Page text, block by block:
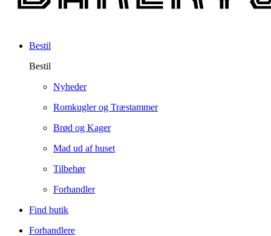
Bestil
Bestil
Nyheder
Romkugler og Træstammer
Brød og Kager
Mad ud af huset
Tilbehør
Forhandler
Find butik
Forhandlere